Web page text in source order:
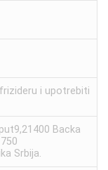
i upotrebiti
Backa
Srbija.